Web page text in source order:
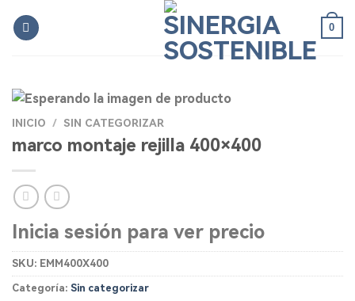
0
INICIO / SIN CATEGORIZAR
marco montaje rejilla 400×400
Inicia sesión para ver precio
SKU: EMM400X400
Categoría: Sin categorizar